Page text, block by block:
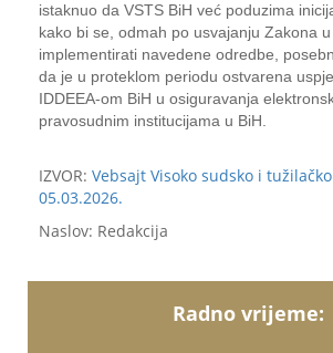
istaknuo da VSTS BiH već poduzima
kako bi se, odmah po usvajanju Zakona
implementirati navedene odredbe,
da je u proteklom periodu ostvarena
IDDEEA-om BiH u osiguravanja
pravosudnim institucijama u BiH.
IZVOR: Vebsajt Visoko sudsko i
05.03.2026.
Naslov: Redakcija
Radno vrijeme: